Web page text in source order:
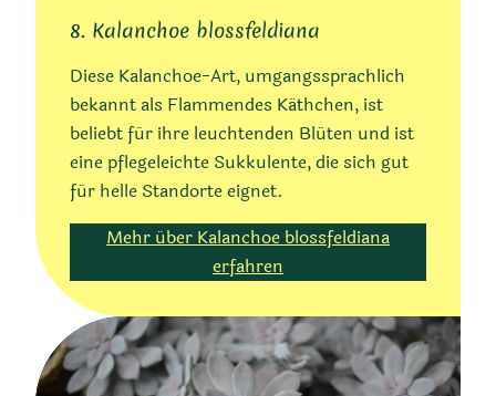
8. Kalanchoe blossfeldiana
Diese Kalanchoe-Art, umgangssprachlich
bekannt als Flammendes Käthchen, ist
beliebt für ihre leuchtenden Blüten und ist
eine pflegeleichte Sukkulente, die sich gut
für helle Standorte eignet.
Mehr über Kalanchoe blossfeldiana
erfahren